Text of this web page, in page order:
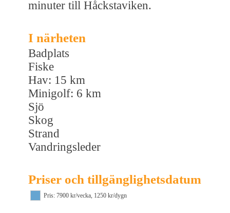
minuter till Håckstaviken.
I närheten
Badplats
Fiske
Hav: 15 km
Minigolf: 6 km
Sjö
Skog
Strand
Vandringsleder
Priser och tillgänglighetsdatum
Pris: 7900 kr/vecka, 1250 kr/dygn